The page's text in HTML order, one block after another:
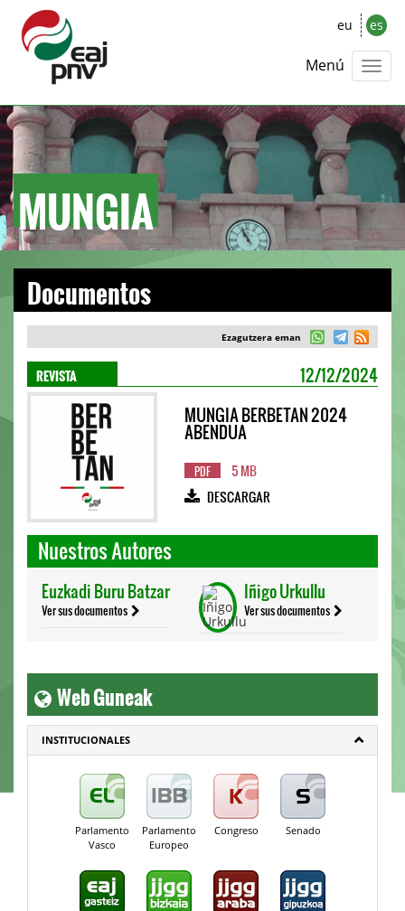
eu es
Menú
MUNGIA
Documentos
Ezagutzera eman
REVISTA
12/12/2024
MUNGIA BERBETAN 2024
ABENDUA
PDF
5 MB
DESCARGAR
Nuestros Autores
Euzkadi Buru Batzar
Ver sus documentos
Iñigo Urkullu
Ver sus documentos
Web Guneak
INSTITUCIONALES
Parlamento
Vasco
Parlamento
Europeo
Congreso Senado